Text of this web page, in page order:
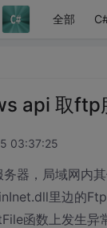
全部
api 取ftp
03:37:25
器，局域网内
里边的
函数上发生